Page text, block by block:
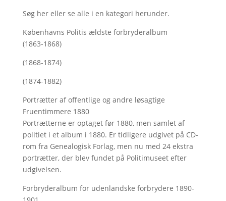
Søg hereller se alle i en kategori herunder.
Københavns Politis ældste forbryderalbum
(1863-1868)
(1868-1874)
(1874-1882)
Portrætter af offentlige og andre løsagtige
Fruentimmere 1880
Portrætterne er optaget før 1880, men samlet af
politiet i et album i 1880. Er tidligere udgivet på CD-
rom fra Genealogisk Forlag, men nu med 24 ekstra
portrætter, der blev fundet på Politimuseet efter
udgivelsen.
Forbryderalbum for udenlandske forbrydere 1890-